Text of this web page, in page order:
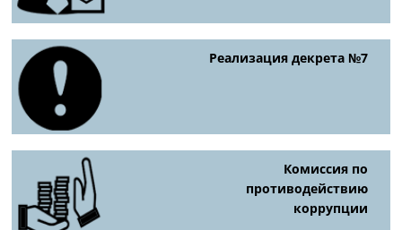
Реализация декрета №7
Комиссия по
противодействию
коррупции